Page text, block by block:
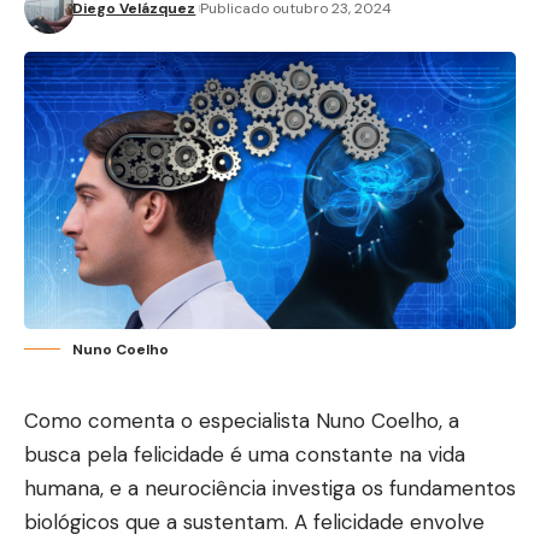
Diego Velázquez Publicado outubro 23, 2024
Nuno Coelho
Como comenta o especialista Nuno Coelho, a
busca pela felicidade é uma constante na vida
humana, e a neurociência investiga os fundamentos
biológicos que a sustentam. A felicidade envolve